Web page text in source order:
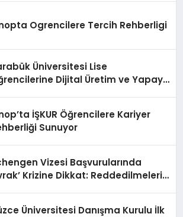
Ogrencilere Tercih Rehberligi
Üniversitesi Lise
Dijital Üretim ve Yapay
İŞKUR Öğrencilere Kariyer
Sunuyor
Vizesi Başvurularında
Krizine Dikkat: Reddedilmelerin
Üniversitesi Danışma Kurulu İlk